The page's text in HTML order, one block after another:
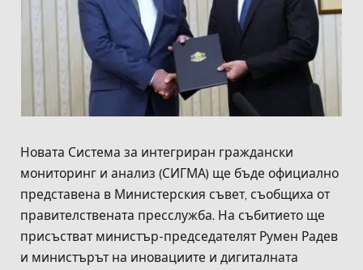
Новата Система за интегриран граждански
мониторинг и анализ (СИГМА) ще бъде официално
представена в Министерския съвет, съобщиха от
правителствената пресслужба. На събитието ще
присъстват министър-председателят Румен Радев
и министърът на иновациите и дигиталната